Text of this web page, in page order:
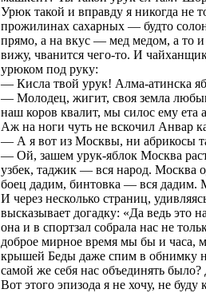
Урюк такой и вправду я никогда не
прожилинах сахарных — будто
прямо, а на вкус — мед медом, а то
вижу, чванится чего-то. И
урюком под руку:
— Кисла твой урук! Алма-атинска
— Молодец, жигит, своя земла
наш коров квалит, мы силос ему ета
Аж на ноги чуть не вскочил Анвар
— А я вот из Москвы, ни абрикосы
— Ой, зашем урук-яблок Москва
узбек, таджик — вся народ. Москва
боец дадим, бинтовка — вся дадим.
И через несколько страниц,
высказывает догадку: «Да ведь это
она и в спортзал собрала нас не
доброе мирное время мы бы и часа,
крышей Беды даже спим в обнимку
самой же себя нас объединять
Вот этого эпизода я не хочу, не